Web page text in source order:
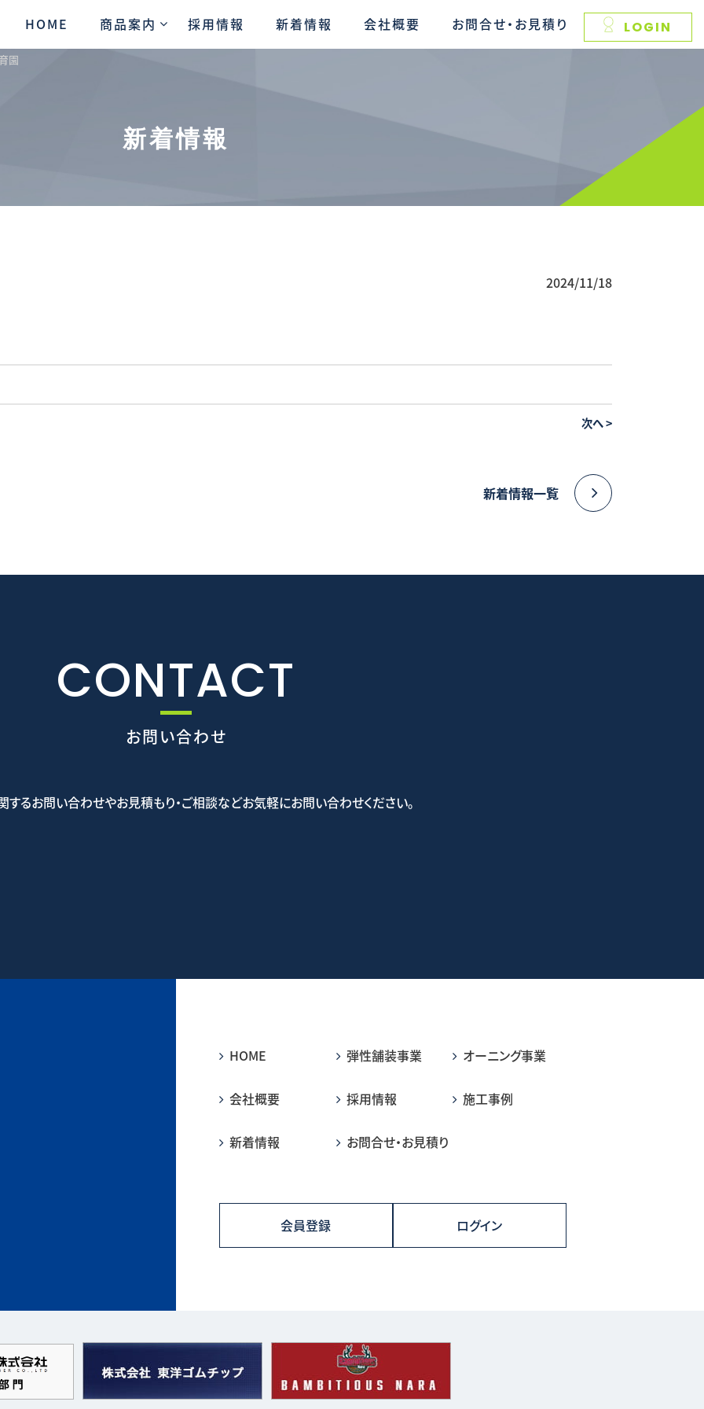
HOME 商品案内 採用情報 新着情報 会社概要 お問合せ・お見積り LOGIN
園
新着情報
2024/11/18
次へ>
新着情報一覧
CONTACT
お問い合わせ
するお問い合わせやお見積もり・ご相談などお気軽にお問い合わせください。
HOME 弾性舗装事業 オーニング事業
会社概要 採用情報 施工事例
新着情報 お問合せ・お見積り
会員登録 ログイン